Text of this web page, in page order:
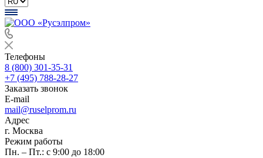
Телефоны
8 (800) 301-35-31
+7 (495) 788-28-27
Заказать звонок
E-mail
mail@ruselprom.ru
Адрес
г. Москва
Режим работы
Пн. – Пт.: с 9:00 до 18:00